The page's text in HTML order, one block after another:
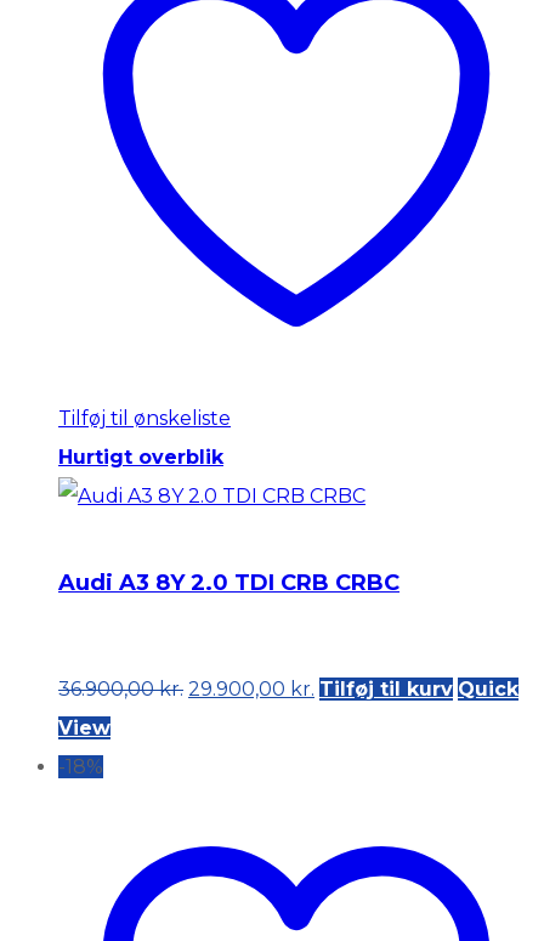
Tilføj til ønskeliste
Hurtigt overblik
Audi A3 8Y 2.0 TDI CRB CRBC
36.900,00kr. Original
29.900,00 kr. Current
Tilføj til kurv Quick
View
-18%